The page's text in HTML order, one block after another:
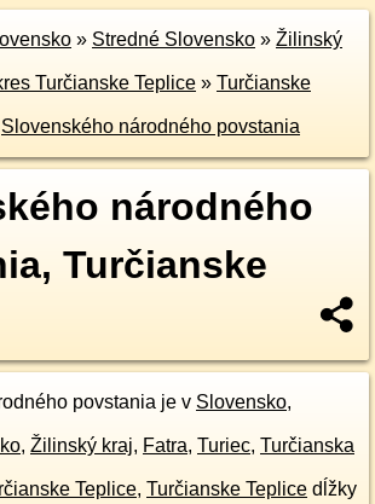
» Stredné Slovensko » Žilinský
Turčianske Teplice » Turčianske
Slovenského národného povstania
národného
Turčianske
povstania je v Slovensko,
, Žilinský kraj, Fatra, Turiec, Turčianska
Teplice, Turčianske Teplice dĺžky